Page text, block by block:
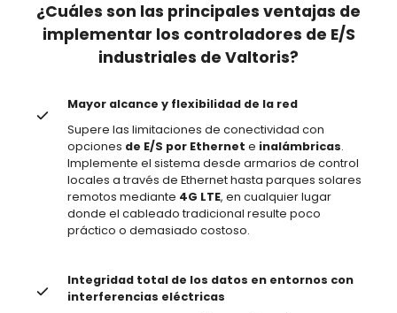
¿Cuáles son las principales ventajas de
implementar los controladores de E/S
industriales de Valtoris?
Mayor alcance y flexibilidad de la red
Supere las limitaciones de conectividad con
opciones de E/S por Ethernet e inalámbricas.
Implemente el sistema desde armarios de control
locales a través de Ethernet hasta parques solares
remotos mediante 4G LTE, en cualquier lugar
donde el cableado tradicional resulte poco
práctico o demasiado costoso.
Integridad total de los datos en entornos con
interferencias eléctricas